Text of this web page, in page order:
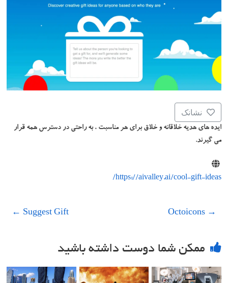
نشانک
ایده های هدیه خلاقانه و خلاق برای هر مناسبت ، به راحتی در دسترس همه قرار
می گیرند.
https://aivalley.ai/cool-gift-ideas/
→
Octoicons
Suggest Gift
←
ممکن شما دوست داشته باشید